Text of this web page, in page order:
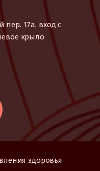
пер. 17а, вход с
крыло
здоровья